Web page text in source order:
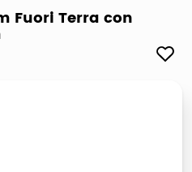
Fuori Terra con